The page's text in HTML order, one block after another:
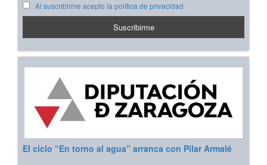
Al suscribirme acepto la política de privacidad
El ciclo “En torno al agua” arranca con Pilar Armalé